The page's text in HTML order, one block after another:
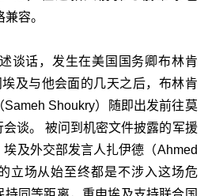
容。
谈话，发生在美国国务卿布林肯
埃及与他会面的几天之后，布林肯
Shoukry）随即出发前往莫
谈。 被问到机密文件披露的军援
及外交部发言人扎伊德（Ahmed
立场从始至终都是不涉入这场危